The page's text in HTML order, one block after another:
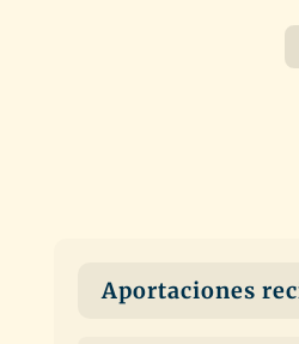
Aportaciones